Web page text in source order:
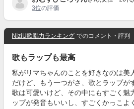
3位の評価
NiziU歌唱力ランキング でのコメント・評判
歌もラップも最高
私がリマちゃんのことを好きなのは美
だけど、もう一つがさ、歌とラップが
歌は可愛いけど、その中にもすごく魅
ップが発音もいいし、すごくかっこよ